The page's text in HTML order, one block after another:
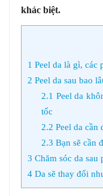
khác biệt.
1 Peel da là gì, các
2 Peel da sau bao
2.1 Peel da
tốc
2.2 Peel da cần
2.3 Bạn sẽ cần
3 Chăm sóc da sau
4 Da sẽ thay đổi